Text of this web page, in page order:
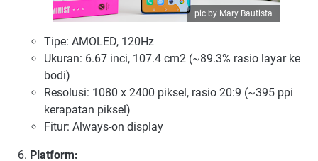
pic by Mary Bautista
Tipe: AMOLED, 120Hz
Ukuran: 6.67 inci, 107.4 cm2 (~89.3% rasio layar ke
bodi)
Resolusi: 1080 x 2400 piksel, rasio 20:9 (~395 ppi
kerapatan piksel)
Fitur: Always-on display
Platform: